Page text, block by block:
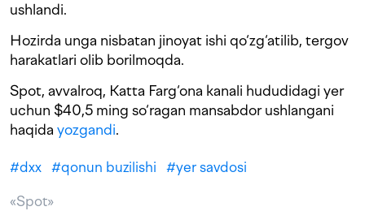
ushlandi.
Hozirda unga nisbatan jinoyat ishi qo‘zg‘atilib, tergov
harakatlari olib borilmoqda.
Spot, avvalroq, Katta Farg‘ona kanali hududidagi yer
uchun $40,5 ming so‘ragan mansabdor ushlangani
haqida yozgandi.
#dxx #qonun buzilishi #yer savdosi
«Spot»